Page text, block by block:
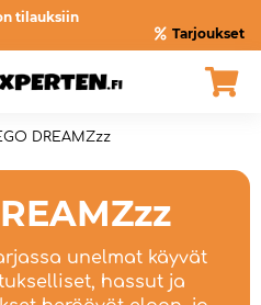
tilauksiin
Tarjoukset
DREAMZzz
unelmat käyvät
hassut ja